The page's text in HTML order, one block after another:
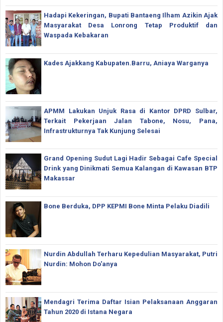
Hadapi Kekeringan, Bupati Bantaeng Ilham Azikin Ajak
Masyarakat Desa Lonrong Tetap Produktif dan
Waspada Kebakaran
Kades Ajakkang Kabupaten.Barru, Aniaya Warganya
APMM Lakukan Unjuk Rasa di Kantor DPRD Sulbar,
Terkait Pekerjaan Jalan Tabone, Nosu, Pana,
Infrastrukturnya Tak Kunjung Selesai
Grand Opening Sudut Lagi Hadir Sebagai Cafe Special
Drink yang Dinikmati Semua Kalangan di Kawasan BTP
Makassar
Bone Berduka, DPP KEPMI Bone Minta Pelaku Diadili
Nurdin Abdullah Terharu Kepedulian Masyarakat, Putri
Nurdin: Mohon Do'anya
Mendagri Terima Daftar Isian Pelaksanaan Anggaran
Tahun 2020 di Istana Negara